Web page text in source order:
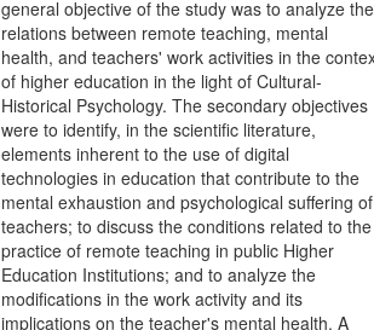
general objective of the study was to analyze the
relations between remote teaching, mental
health, and teachers' work activities in the
of higher education in the light of Cultural-
Historical Psychology. The secondary objectives
were to identify, in the scientific literature,
elements inherent to the use of digital
technologies in education that contribute to the
mental exhaustion and psychological suffering of
teachers; to discuss the conditions related to the
practice of remote teaching in public Higher
Education Institutions; and to analyze the
modifications in the work activity and its
implications on the teacher's mental health. A